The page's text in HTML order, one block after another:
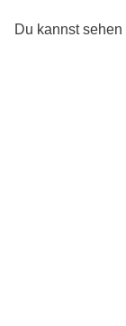
Du kannst sehen